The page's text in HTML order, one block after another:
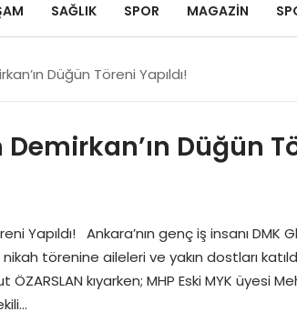
SAĞLIK SPOR MAGAZIN
Düğün Töreni Yapıldı!
Düğün
Yapıldı! Ankara’nın genç iş insanı DMK
törenine aileleri ve yakın dostları
kıyarken; MHP Eski MYK üyesi